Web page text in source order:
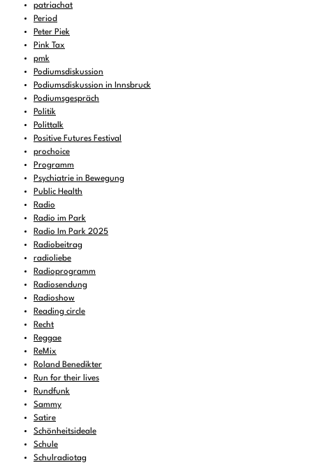
patriachat
Period
Peter Piek
Pink Tax
pmk
Podiumsdiskussion
Podiumsdiskussion in Innsbruck
Podiumsgespräch
Politik
Polittalk
Positive Futures Festival
prochoice
Programm
Psychiatrie in Bewegung
Public Health
Radio
Radio im Park
Radio Im Park 2025
Radiobeitrag
radioliebe
Radioprogramm
Radiosendung
Radioshow
Reading circle
Recht
Reggae
ReMix
Roland Benedikter
Run for their lives
Rundfunk
Sammy
Satire
Schönheitsideale
Schule
Schulradiotag